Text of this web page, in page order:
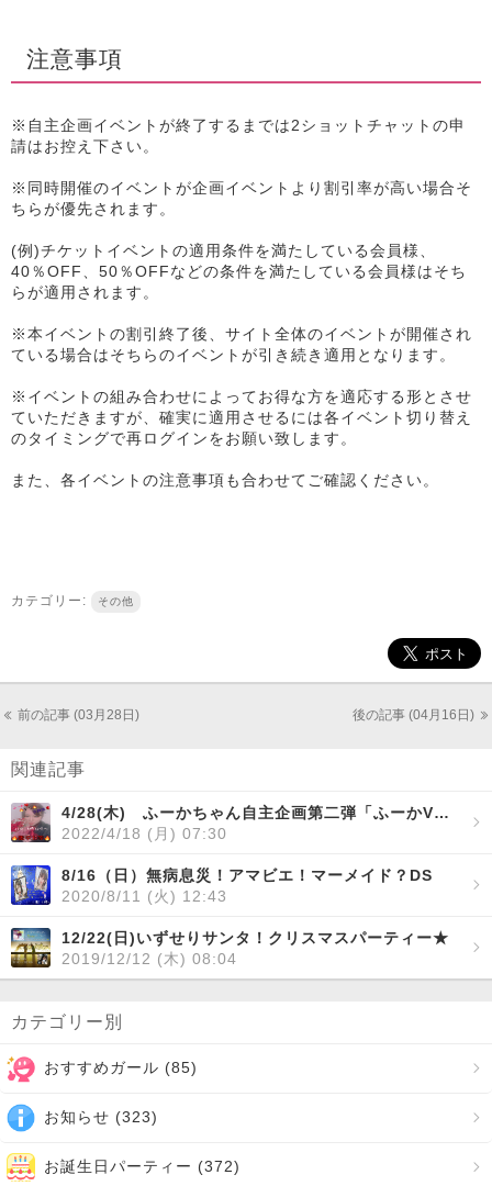
注意事項
※自主企画イベントが終了するまでは2ショットチャットの申
請はお控え下さい。
※同時開催のイベントが企画イベントより割引率が高い場合そ
ちらが優先されます。
(例)チケットイベントの適用条件を満たしている会員様、
40％OFF、50％OFFなどの条件を満たしている会員様はそち
らが適用されます。
※本イベントの割引終了後、サイト全体のイベントが開催され
ている場合はそちらのイベントが引き続き適用となります。
※イベントの組み合わせによってお得な方を適応する形とさせ
ていただきますが、確実に適用させるには各イベント切り替え
のタイミングで再ログインをお願い致します。
また、各イベントの注意事項も合わせてご確認ください。
カテゴリー: その他
前の記事 (03月28日) 後の記事 (04月16日)
関連記事
4/28(木) ふーかちゃん自主企画第二弾「ふーかVS会員さま！激辛上等★ふーかが負けたらスプーンで唐辛子！」
2022/4/18 (月) 07:30
8/16（日）無病息災！アマビエ！マーメイド？DS
2020/8/11 (火) 12:43
12/22(日)いずせりサンタ！クリスマスパーティー★
2019/12/12 (木) 08:04
カテゴリー別
おすすめガール (85)
お知らせ (323)
お誕生日パーティー (372)